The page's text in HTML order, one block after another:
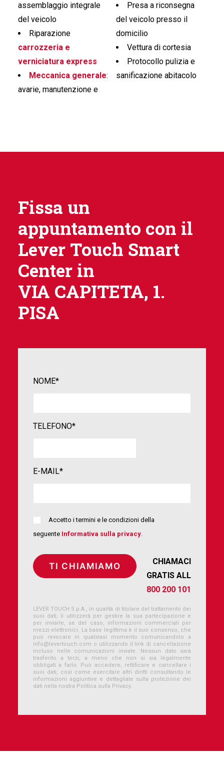
assemblaggio integrale
del veicolo
Riparazione
carrozzeria e
verniciatura express
Meccanica generale:
avarie, manutenzione e
Presa a riconsegna
del veicolo presso il
domicilio
Vettura di cortesia
Protocollo pulizia e
sanificazione abitacolo
Fissa un
appuntamento con il
Lever Touch Smart
Center in
VIA CAPITETA, 1.
PISA
NOME*
TELEFONO*
E-MAIL*
Accetto i termini e le condizioni della
seguente Informativa sulla privacy.
CHIAMACI
GRATIS ALL
800 200 101
LEVER TOUCH S.p.A., in qualità di titolare del trattamento dei
suoi dati, li utilizzerà per gestire la sua partecipazione e
per inviarle, se del caso, informazioni commerciali per
mezzi elettronici. La base legittima è il suo consenso, che
può revocare in qualsiasi momento comunicandolo a
info@levertouch.com o utilizzando il link di cancellazione
incluso nelle comunicazioni inviate. Nessun dato sarà
trasferito a terzi, a meno che non si sia legalmente
obbligati a farlo. Può accedere, rettificare e cancellare i
suoi dati, così come esercitare altri diritti consultando le
informazioni aggiuntive e dettagliate sulla protezione dei
dati nella nostra Politica sulla Privacy.